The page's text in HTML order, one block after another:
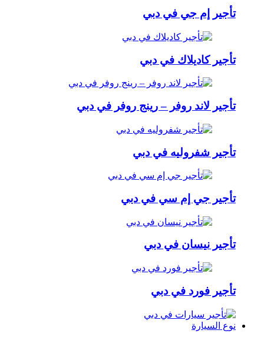
تأجير إم جي في دبي
تأجير كاديلاك في دبي
تأجير لاند روفر – رينج روفر في دبي
تأجير شفروليه في دبي
تأجير جي إم سي في دبي
تأجير نيسان في دبي
تأجير فورد في دبي
نوع السيارة